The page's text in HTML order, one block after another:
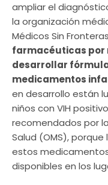
ampliar el
la organización
Médicos Sin
farmacéuticas por
desarrollar
medicamentos
en desarrollo están
niños con VIH
recomendados por
Salud (OMS),
estos
disponibles en los